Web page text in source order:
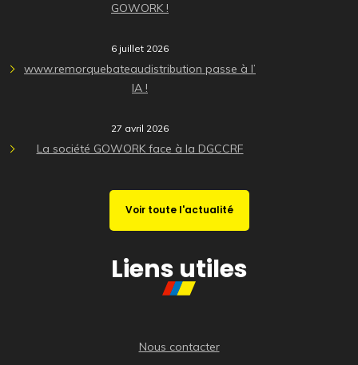
GOWORK !
6 juillet 2026
www.remorquebateaudistribution passe à l’
IA !
27 avril 2026
La société GOWORK face à la DGCCRF
Voir toute l'actualité
Liens utiles
Nous contacter